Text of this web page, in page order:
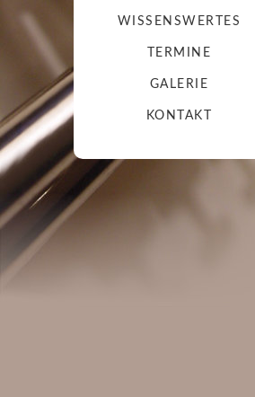
WISSENSWERTES
TERMINE
GALERIE
KONTAKT